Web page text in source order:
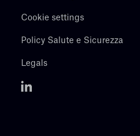
Cookie settings
Policy Salute e Sicurezza
Legals